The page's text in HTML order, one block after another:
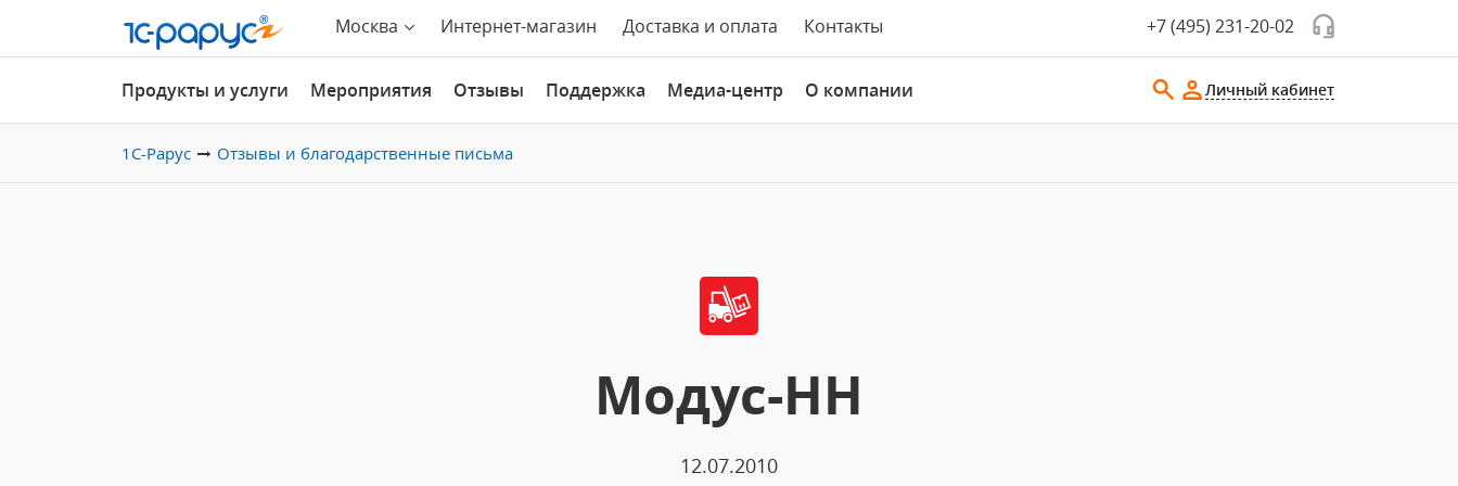
Москва Интернет-магазин Доставка и оплата Контакты +7 (495) 231-20-02
Продукты и услуги Мероприятия Отзывы Поддержка Медиа-центр О компании Личный кабинет
1С-Рарус Отзывы и благодарственные письма
Модус-НН
12.07.2010